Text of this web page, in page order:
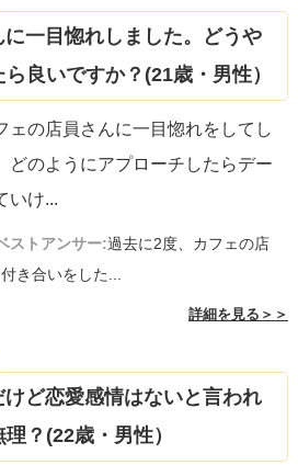
一目惚れしました。どうや
良いですか？(21歳・男性）
ェの店員さんに一目惚れをしてし
どのようにアプローチしたらデー
いけ...
ストアンサー:過去に2度、カフェの店
き合いをした...
詳細を見る＞＞
けど恋愛感情はないと言われ
？(22歳・男性）